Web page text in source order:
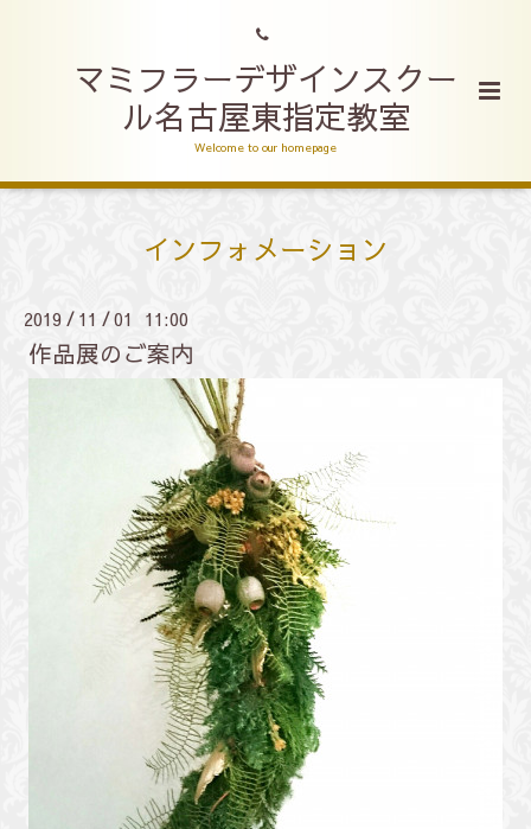
マミフラーデザインスクー
ル名古屋東指定教室
Welcome to our homepage
インフォメーション
2019 / 11 /01 11:00
作品展のご案内